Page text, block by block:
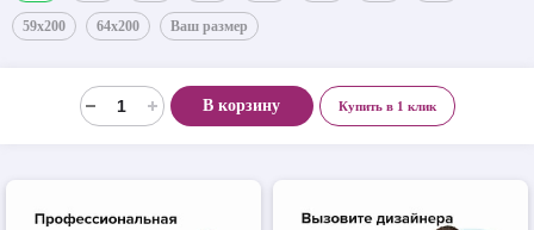
59x200 64x200 Ваш размер
В корзину Купить в 1 клик